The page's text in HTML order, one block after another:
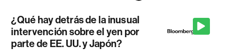
¿Qué hay detrás de la inusual
intervención sobre el yen por
parte de EE. UU. y Japón?